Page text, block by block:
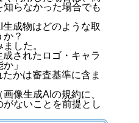
らなかった場合でも
成物はどのような取
？
した。
成されたロゴ・キャラ
」
たかは審査基準に含ま
像生成AIの規約に、
ないことを前提とし